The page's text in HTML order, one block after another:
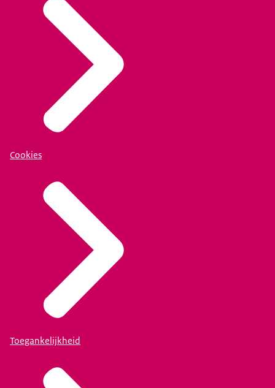
Cookies
Toegankelijkheid